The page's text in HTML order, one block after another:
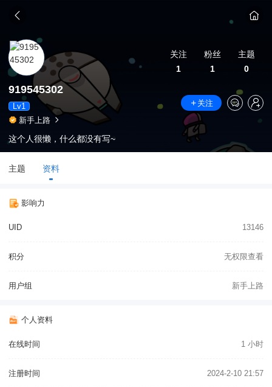
关注
1
粉丝
1
主题
0
919545302
Lv1
关注
新手上路
这个人很懒，什么都没有写~
主题 资料
影响力
UID 13146
积分 无权限查看
用户组 新手上路
个人资料
在线时间 1 小时
注册时间 2024-2-10 21:57